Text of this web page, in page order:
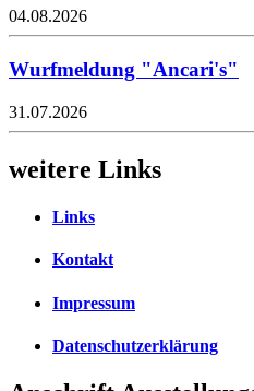
04.08.2026
Wurfmeldung "Ancari's"
31.07.2026
weitere Links
Links
Kontakt
Impressum
Datenschutzerklärung